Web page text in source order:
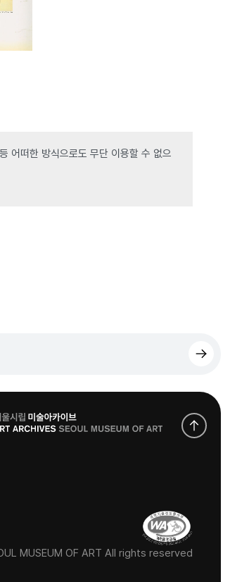
어떠한 방식으로도 무단 이용할 수 없으
MUSEUM OF ART All rights reserved